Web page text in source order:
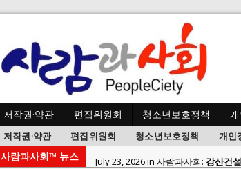
저작권·약관 편집위원회 청소년보호정책
저작권·약관 편집위원회 청소년보호정책 개인
사람과사회™ 뉴스 July 23, 2026 in 사람과사회: 강산건